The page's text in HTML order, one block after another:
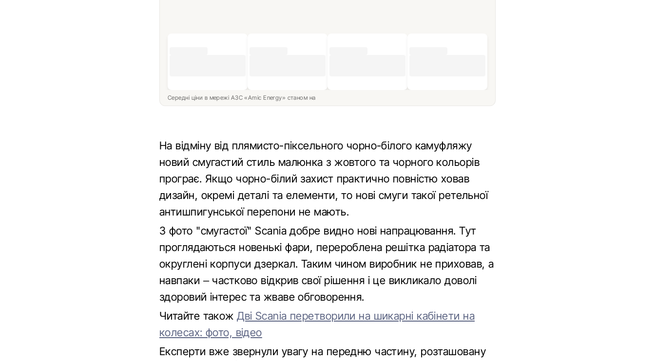
Середні ціни в мережі АЗС «Amic Energy» станом на
На відміну від плямисто-піксельного чорно-білого камуфляжу
новий смугастий стиль малюнка з жовтого та чорного кольорів
програє. Якщо чорно-білий захист практично повністю ховав
дизайн, окремі деталі та елементи, то нові смуги такої ретельної
антишпигунської перепони не мають.
З фото "смугастої" Scania добре видно нові напрацювання. Тут
проглядаються новенькі фари, перероблена решітка радіатора та
округлені корпуси дзеркал. Таким чином виробник не приховав, а
навпаки – частково відкрив свої рішення і це викликало доволі
здоровий інтерес та жваве обговорення.
Читайте такожДві Scania перетворили на шикарні кабінети на
колесах: фото, відео
Експерти вже звернули увагу на передню частину, розташовану